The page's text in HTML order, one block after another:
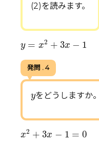
(2)を読みます。
y = x2 + 3x − 1
+ x −1
発問 . 4
y
yをどうしますか
x2 + 3x − 1 = 0
2 + x 0